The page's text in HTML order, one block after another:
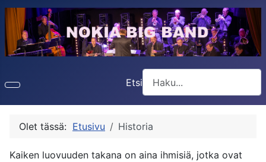
Etsi
Type 2 or more characters
Olet tässä: Etusivu Historia
Kaiken luovuuden takana on aina ihmisiä, jotka ovat